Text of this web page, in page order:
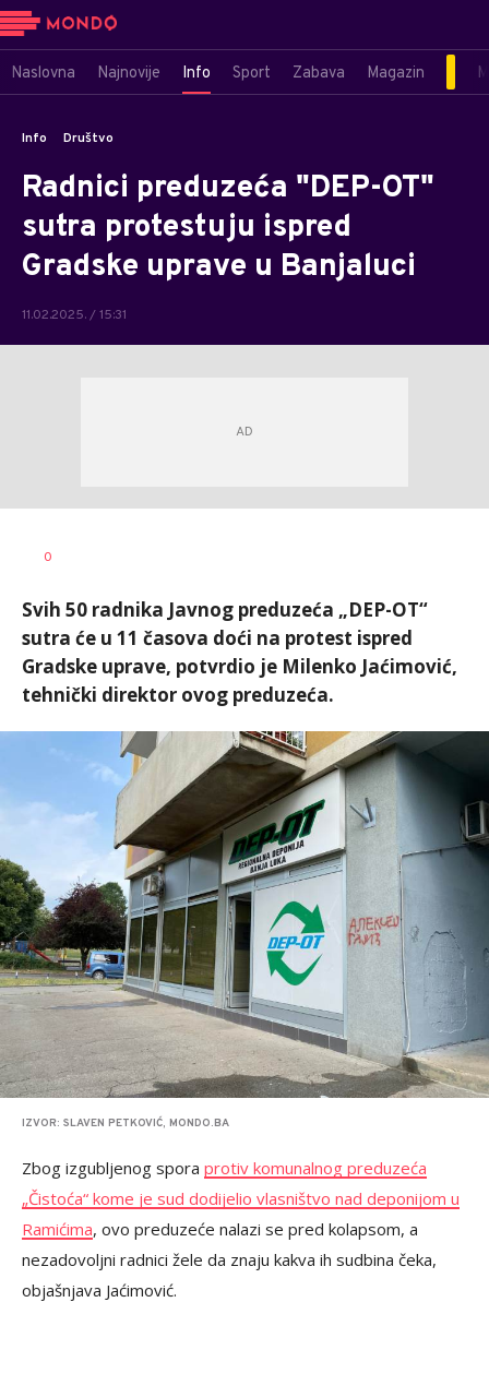
Naslovna Najnovije Info Sport Zabava Magazin
Info Društvo
Radnici preduzeća "DEP-OT"
sutra protestuju ispred
Gradske uprave u Banjaluci
11.02.2025. / 15:31
AUTOR
0
Svih 50 radnika Javnog preduzeća „DEP-OT“
sutra će u 11 časova doći na protest ispred
Gradske uprave, potvrdio je Milenko Jaćimović,
tehnički direktor ovog preduzeća.
IZVOR: SLAVEN PETKOVIĆ, MONDO.BA
Zbog izgubljenog spora protiv komunalnog preduzeća
„Čistoća“ kome je sud dodijelio vlasništvo nad deponijom u
Ramićima, ovo preduzeće nalazi se pred kolapsom, a
nezadovoljni radnici žele da znaju kakva ih sudbina čeka,
objašnjava Jaćimović.